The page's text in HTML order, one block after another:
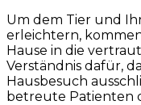
Um dem Tier und
erleichtern,
Hause in die
Verständnis dafür,
Hausbesuch
betreute Patienten